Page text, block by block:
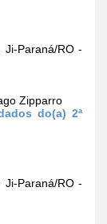
Paraná/RO -
Zipparro
do(a) 2ª
Paraná/RO -